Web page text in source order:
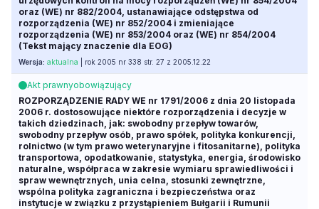
oraz (WE) nr 882/2004, ustanawiające odstępstwa od
rozporządzenia (WE) nr 852/2004 i zmieniające
rozporządzenia (WE) nr 853/2004 oraz (WE) nr 854/2004
(Tekst mający znaczenie dla EOG)
Wersja: aktualna | rok 2005 nr 338 str. 27 z 2005.12.22
Akt prawnyobowiązujący
ROZPORZĄDZENIE RADY WE nr 1791/2006 z dnia 20 listopada
2006 r. dostosowujące niektóre rozporządzenia i decyzje w
takich dziedzinach, jak: swobodny przepływ towarów,
swobodny przepływ osób, prawo spółek, polityka konkurencji,
rolnictwo (w tym prawo weterynaryjne i fitosanitarne), polityka
transportowa, opodatkowanie, statystyka, energia, środowisko
naturalne, współpraca w zakresie wymiaru sprawiedliwości i
spraw wewnętrznych, unia celna, stosunki zewnętrzne,
wspólna polityka zagraniczna i bezpieczeństwa oraz
instytucje w związku z przystąpieniem Bułgarii i Rumunii